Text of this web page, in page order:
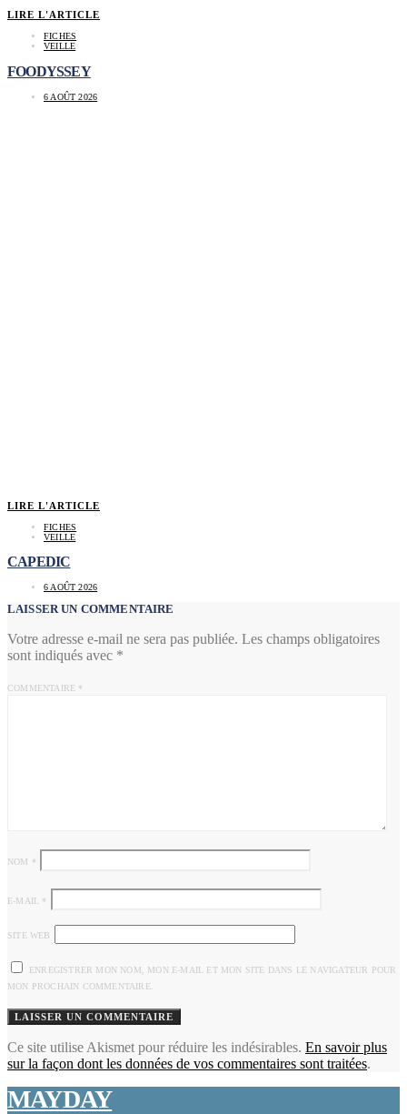
LIRE L'ARTICLE
FICHES
VEILLE
FOODYSSEY
6 AOÛT 2026
LIRE L'ARTICLE
FICHES
VEILLE
CAPEDIC
6 AOÛT 2026
LAISSER UN COMMENTAIRE
Votre adresse e-mail ne sera pas publiée. Les champs obligatoires
sont indiqués avec *
COMMENTAIRE *
NOM *
E-MAIL *
SITE WEB
ENREGISTRER MON NOM, MON E-MAIL ET MON SITE DANS LE NAVIGATEUR POUR
MON PROCHAIN COMMENTAIRE.
Ce site utilise Akismet pour réduire les indésirables. En savoir plus
sur la façon dont les données de vos commentaires sont traitées.
MAYDAY